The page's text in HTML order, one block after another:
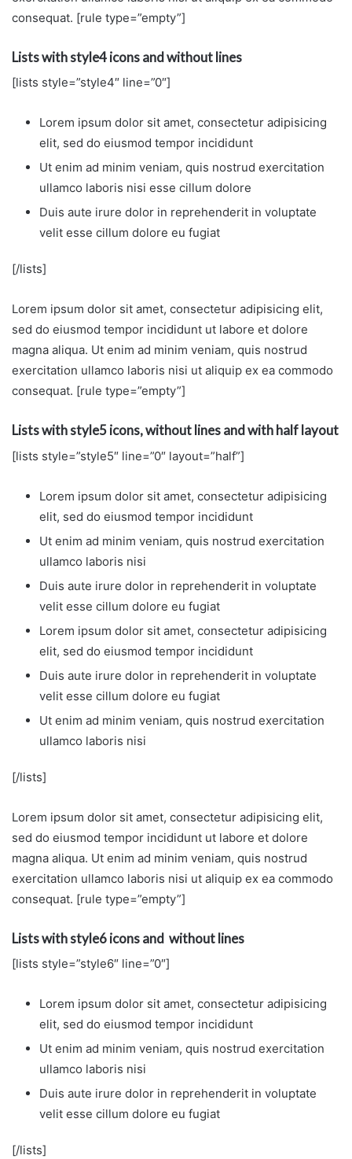
consequat. [rule type=”empty”]
Lists with style4 icons and without lines
[lists style=”style4″ line=”0″]
Lorem ipsum dolor sit amet, consectetur adipisicing
elit, sed do eiusmod tempor incididunt
Ut enim ad minim veniam, quis nostrud exercitation
ullamco laboris nisi esse cillum dolore
Duis aute irure dolor in reprehenderit in voluptate
velit esse cillum dolore eu fugiat
[/lists]
Lorem ipsum dolor sit amet, consectetur adipisicing elit,
sed do eiusmod tempor incididunt ut labore et dolore
magna aliqua. Ut enim ad minim veniam, quis nostrud
exercitation ullamco laboris nisi ut aliquip ex ea commodo
consequat. [rule type=”empty”]
Lists with style5 icons, without lines and with half layout
[lists style=”style5″ line=”0″ layout=”half”]
Lorem ipsum dolor sit amet, consectetur adipisicing
elit, sed do eiusmod tempor incididunt
Ut enim ad minim veniam, quis nostrud exercitation
ullamco laboris nisi
Duis aute irure dolor in reprehenderit in voluptate
velit esse cillum dolore eu fugiat
Lorem ipsum dolor sit amet, consectetur adipisicing
elit, sed do eiusmod tempor incididunt
Duis aute irure dolor in reprehenderit in voluptate
velit esse cillum dolore eu fugiat
Ut enim ad minim veniam, quis nostrud exercitation
ullamco laboris nisi
[/lists]
Lorem ipsum dolor sit amet, consectetur adipisicing elit,
sed do eiusmod tempor incididunt ut labore et dolore
magna aliqua. Ut enim ad minim veniam, quis nostrud
exercitation ullamco laboris nisi ut aliquip ex ea commodo
consequat. [rule type=”empty”]
Lists with style6 icons and without lines
[lists style=”style6″ line=”0″]
Lorem ipsum dolor sit amet, consectetur adipisicing
elit, sed do eiusmod tempor incididunt
Ut enim ad minim veniam, quis nostrud exercitation
ullamco laboris nisi
Duis aute irure dolor in reprehenderit in voluptate
velit esse cillum dolore eu fugiat
[/lists]